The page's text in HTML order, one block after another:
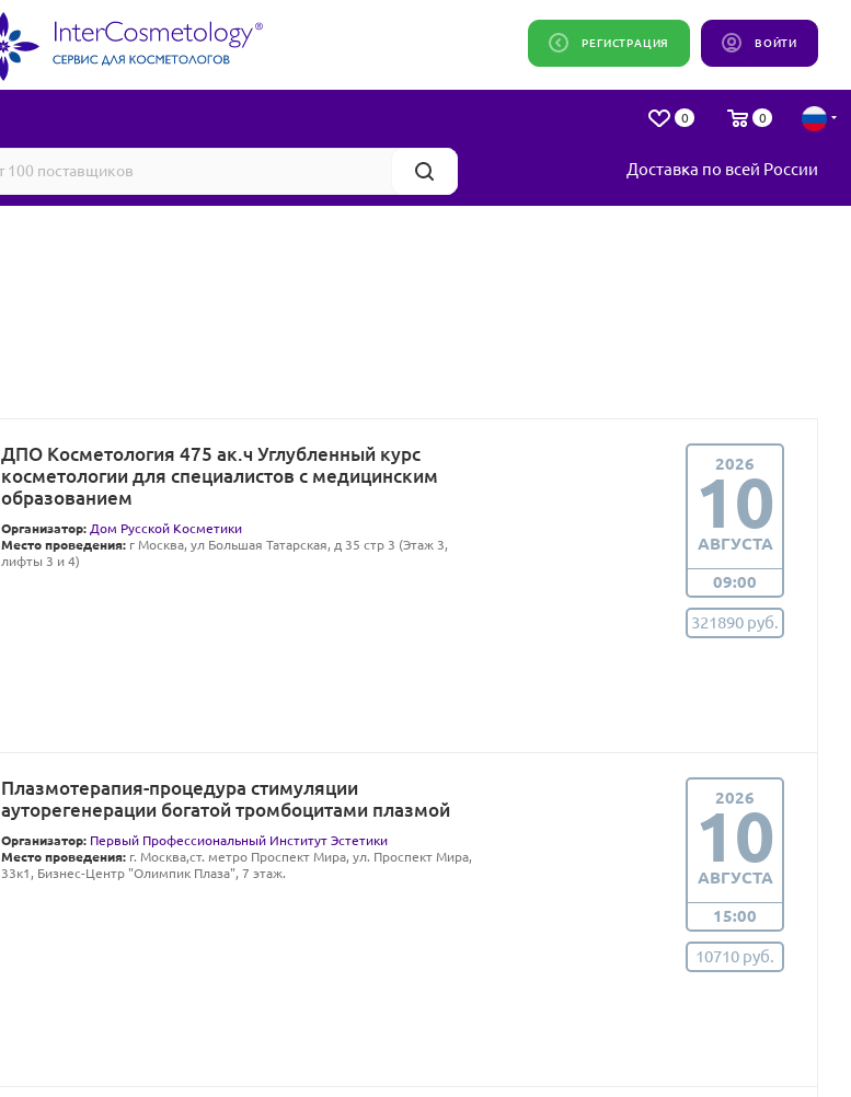
ВОЙТИ
РЕГИСТРАЦИЯ
0 0
Доставка по всей России
ДПО Косметология 475 ак.ч Углубленный курс
косметологии для специалистов с медицинским
образованием
Организатор: Дом Русской Косметики
Место проведения: г Москва, ул Большая Татарская, д 35 стр 3 (Этаж 3,
лифты 3 и 4)
2026
10
АВГУСТА
09:00
321890 руб.
Плазмотерапия-процедура стимуляции
ауторегенерации богатой тромбоцитами плазмой
Организатор: Первый Профессиональный Институт Эстетики
Место проведения: г. Москва,ст. метро Проспект Мира, ул. Проспект Мира,
33к1, Бизнес-Центр "Олимпик Плаза", 7 этаж.
2026
10
АВГУСТА
15:00
10710 руб.